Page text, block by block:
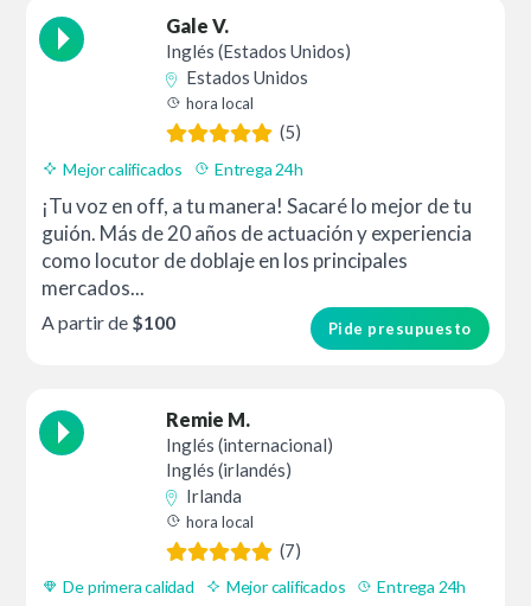
Gale V.
Inglés (Estados Unidos)
Estados Unidos
hora local
(5)
Mejor calificados Entrega 24h
¡Tu voz en off, a tu manera! Sacaré lo mejor de tu
guión. Más de 20 años de actuación y experiencia
como locutor de doblaje en los principales
mercados...
Pide presupuesto
A partir de $100
Remie M.
Inglés (internacional)
Inglés (irlandés)
Irlanda
hora local
(7)
De primera calidad Mejor calificados Entrega 24h